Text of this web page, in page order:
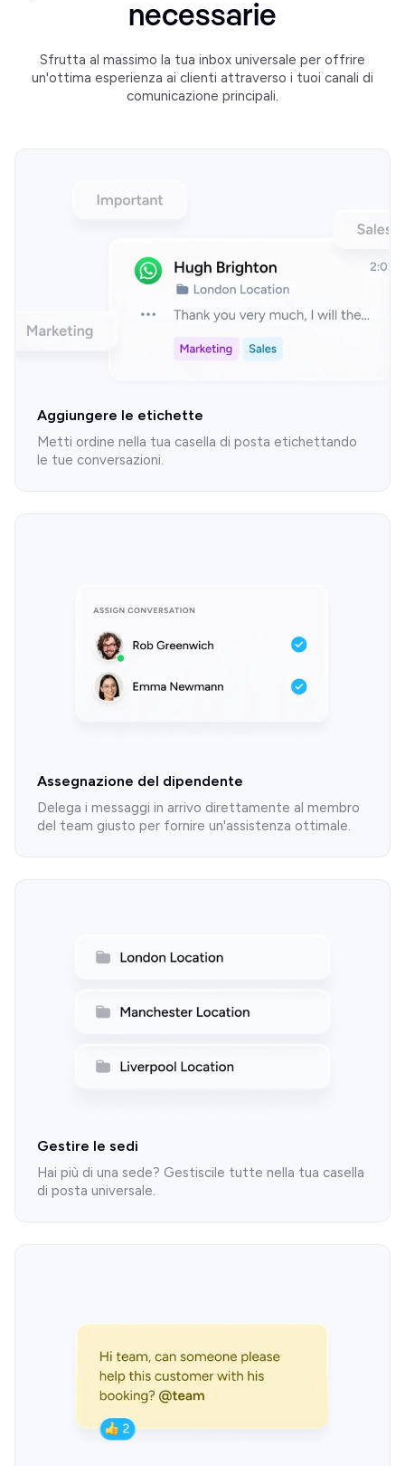
necessarie
Sfrutta al massimo la tua inbox universale per offrire
un'ottima esperienza ai clienti attraverso i tuoi canali di
comunicazione principali.
Aggiungere le etichette
Metti ordine nella tua casella di posta etichettando
le tue conversazioni.
Assegnazione del dipendente
Delega i messaggi in arrivo direttamente al membro
del team giusto per fornire un'assistenza ottimale.
Gestire le sedi
Hai più di una sede? Gestiscile tutte nella tua casella
di posta universale.